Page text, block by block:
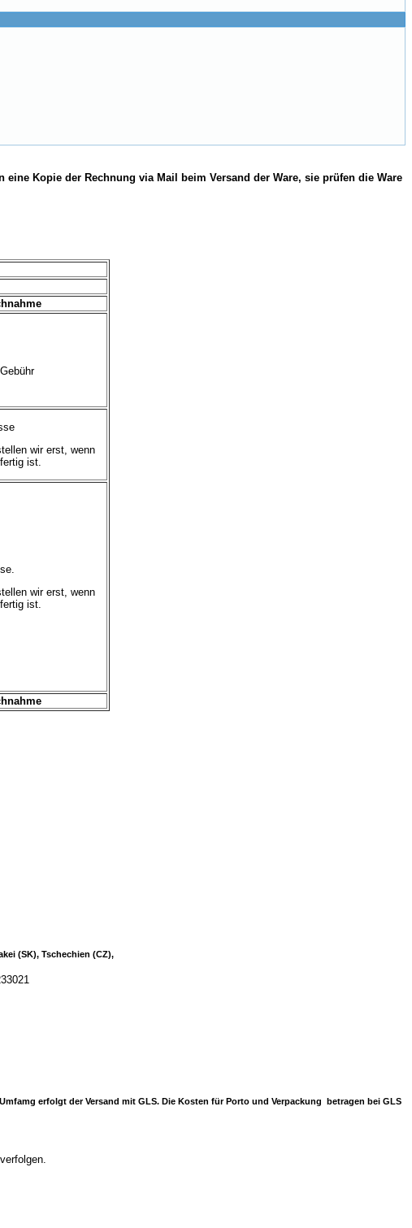
Kopie der Rechnung via Mail beim Versand der Ware, sie prüfen die Ware
wir erst, wenn
ist.
wir erst, wenn
ist.
(SK), Tschechien (CZ),
erfolgt der Versand mit GLS. Die Kosten für Porto und Verpackung betragen bei GLS